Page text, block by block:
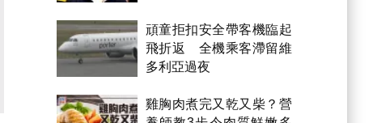
頑童拒扣安全帶客機臨起
飛折返 全機乘客滯留維
多利亞過夜
雞胸肉煮完又乾又柴？營